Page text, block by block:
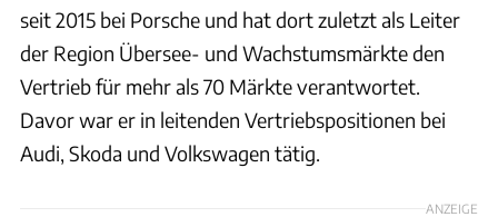
seit 2015 bei Porsche und hat dort zuletzt als Leiter
der Region Übersee- und Wachstumsmärkte den
Vertrieb für mehr als 70 Märkte verantwortet.
Davor war er in leitenden Vertriebspositionen bei
Audi, Skoda und Volkswagen tätig.
ANZEIGE